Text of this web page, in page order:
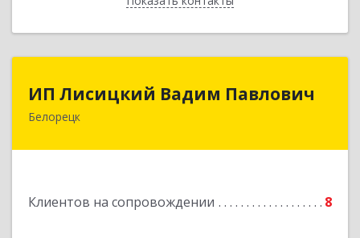
ИП Лисицкий Вадим Павлович
Белорецк
Клиентов на сопровождении 8
ИП Лисицкий Вадим Павлович
453501, Башкортостан Респ, Белорецк г,